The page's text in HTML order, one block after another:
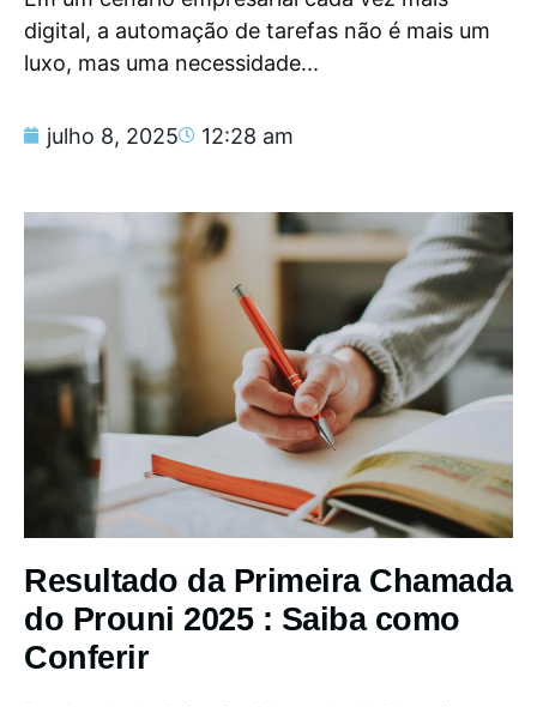
digital, a automação de tarefas não é mais um
luxo, mas uma necessidade...
julho 8, 2025 12:28 am
Resultado da Primeira Chamada
do Prouni 2025 : Saiba como
Conferir